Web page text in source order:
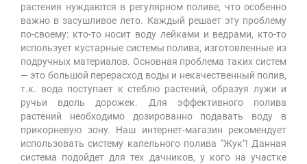
растения нуждаются в регулярном поливе, что особенно
важно в засушливое лето. Каждый решает эту проблему
по-своему: кто-то носит воду лейками и ведрами, кто-то
использует кустарные системы полива, изготовленные из
подручных материалов. Основная проблема таких систем
— это большой перерасход воды и некачественный полив,
т.к. вода поступает к стеблю растений, образуя лужи и
ручьи вдоль дорожек. Для эффективного полива
растений необходимо дозированно подавать воду в
прикорневую зону. Наш интернет-магазин рекомендует
использовать систему капельного полива "Жук"! Данная
система подойдет для тех дачников, у кого на участке